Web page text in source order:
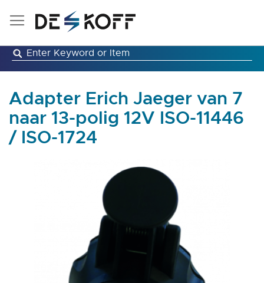
Ga
inhoud
Adapter Erich Jaeger van 7
naar 13-polig 12V ISO-11446
/ ISO-1724